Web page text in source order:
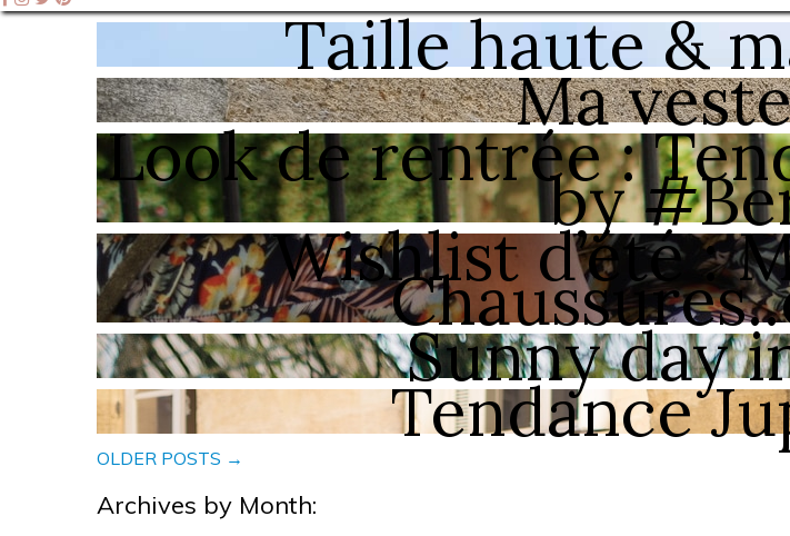
Taille haute &
Ma
Look de rentrée :
by
Wishlist d’été :
Sunny day
Tendance
OLDER POSTS →
Archives by Month: